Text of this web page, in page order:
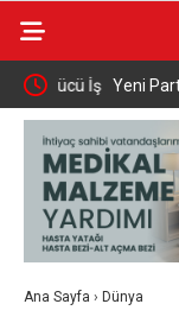
İş Yeni Parti’nin
Dönmez Oldu.
Ana Sayfa › Dünya